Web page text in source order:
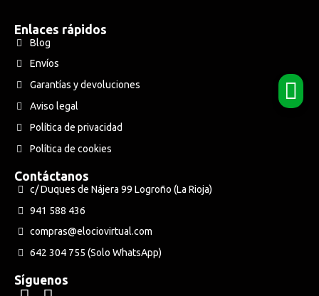
Enlaces rápidos
Blog
Envíos
Garantías y devoluciones
Aviso legal
Política de privacidad
Política de cookies
Contáctanos
c/ Duques de Nájera 99 Logroño (La Rioja)
941 588 436
compras@elociovirtual.com
642 304 755 (Solo WhatsApp)
Síguenos